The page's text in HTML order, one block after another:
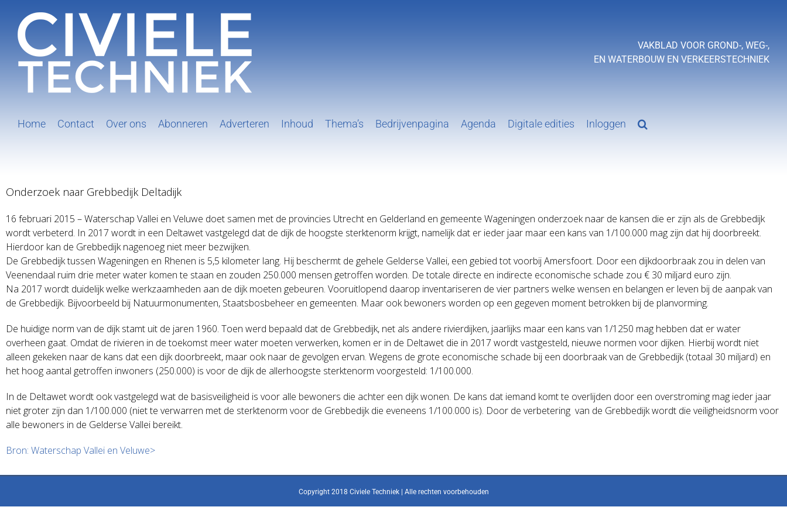
inhoud
VAKBLAD VOOR GROND-, WEG-,
EN WATERBOUW EN VERKEERSTECHNIEK
Home Contact Over ons Abonneren Adverteren Inhoud Thema’s Bedrijvenpagina Agenda Digitale edities Inloggen
Onderzoek naar Grebbedijk Deltadijk
16 februari 2015 – Waterschap Vallei en Veluwe doet samen met de provincies Utrecht en Gelderland en gemeente Wageningen onderzoek naar de kansen die er zijn als de Grebbedijk
wordt verbeterd. In 2017 wordt in een Deltawet vastgelegd dat de dijk de hoogste sterktenorm krijgt, namelijk dat er ieder jaar maar een kans van 1/100.000 mag zijn dat hij doorbreekt.
Hierdoor kan de Grebbedijk nagenoeg niet meer bezwijken.
De Grebbedijk tussen Wageningen en Rhenen is 5,5 kilometer lang. Hij beschermt de gehele Gelderse Vallei, een gebied tot voorbij Amersfoort. Door een dijkdoorbraak zou in delen van
Veenendaal ruim drie meter water komen te staan en zouden 250.000 mensen getroffen worden. De totale directe en indirecte economische schade zou € 30 miljard euro zijn.
Na 2017 wordt duidelijk welke werkzaamheden aan de dijk moeten gebeuren. Vooruitlopend daarop inventariseren de vier partners welke wensen en belangen er leven bij de aanpak van
de Grebbedijk. Bijvoorbeeld bij Natuurmonumenten, Staatsbosbeheer en gemeenten. Maar ook bewoners worden op een gegeven moment betrokken bij de planvorming.
De huidige norm van de dijk stamt uit de jaren 1960. Toen werd bepaald dat de Grebbedijk, net als andere rivierdijken, jaarlijks maar een kans van 1/1250 mag hebben dat er water
overheen gaat. Omdat de rivieren in de toekomst meer water moeten verwerken, komen er in de Deltawet die in 2017 wordt vastgesteld, nieuwe normen voor dijken. Hierbij wordt niet
alleen gekeken naar de kans dat een dijk doorbreekt, maar ook naar de gevolgen ervan. Wegens de grote economische schade bij een doorbraak van de Grebbedijk (totaal 30 miljard) en
het hoog aantal getroffen inwoners (250.000) is voor de dijk de allerhoogste sterktenorm voorgesteld: 1/100.000.
In de Deltawet wordt ook vastgelegd wat de basisveiligheid is voor alle bewoners die achter een dijk wonen. De kans dat iemand komt te overlijden door een overstroming mag ieder jaar
niet groter zijn dan 1/100.000 (niet te verwarren met de sterktenorm voor de Grebbedijk die eveneens 1/100.000 is). Door de verbetering van de Grebbedijk wordt die veiligheidsnorm voor
alle bewoners in de Gelderse Vallei bereikt.
Bron: Waterschap Vallei en Veluwe>
Copyright 2018 Civiele Techniek | Alle rechten voorbehouden